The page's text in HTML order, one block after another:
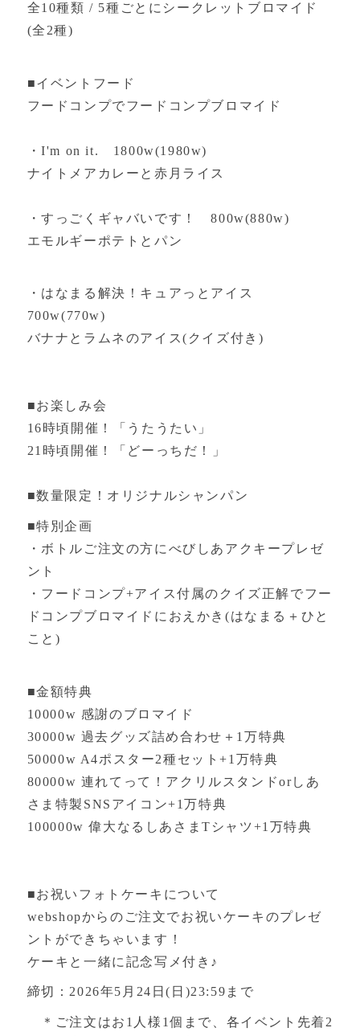
全10種類 / 5種ごとにシークレットブロマイド
(全2種)
■イベントフード
フードコンプでフードコンプブロマイド
・I'm on it. 1800w(1980w)
ナイトメアカレーと赤月ライス
・すっごくギャバいです！ 800w(880w)
エモルギーポテトとパン
・はなまる解決！キュアっとアイス
700w(770w)
バナナとラムネのアイス(クイズ付き)
■お楽しみ会
16時頃開催！「うたうたい」
21時頃開催！「どーっちだ！」
■数量限定！オリジナルシャンパン
■特別企画
・ボトルご注文の方にべびしあアクキープレゼ
ント
・フードコンプ+アイス付属のクイズ正解でフー
ドコンプブロマイドにおえかき(はなまる＋ひと
こと)
■金額特典
10000w 感謝のブロマイド
30000w 過去グッズ詰め合わせ＋1万特典
50000w A4ポスター2種セット+1万特典
80000w 連れてって！アクリルスタンドorしあ
さま特製SNSアイコン+1万特典
100000w 偉大なるしあさまTシャツ+1万特典
■お祝いフォトケーキについて
webshopからのご注文でお祝いケーキのプレゼ
ントができちゃいます！
ケーキと一緒に記念写メ付き♪
締切：2026年5月24日(日)23:59まで
＊ご注文はお1人様1個まで、各イベント先着2